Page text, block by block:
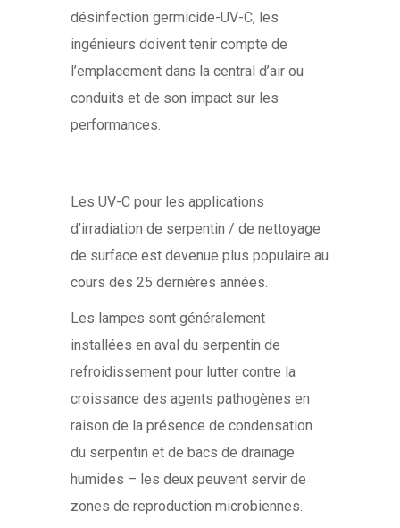
désinfection germicide-UV-C, les
ingénieurs doivent tenir compte de
l’emplacement dans la central d’air ou
conduits et de son impact sur les
performances.
Les UV-C pour les applications
d’irradiation de serpentin / de nettoyage
de surface est devenue plus populaire au
cours des 25 dernières années.
Les lampes sont généralement
installées en aval du serpentin de
refroidissement pour lutter contre la
croissance des agents pathogènes en
raison de la présence de condensation
du serpentin et de bacs de drainage
humides – les deux peuvent servir de
zones de reproduction microbiennes.